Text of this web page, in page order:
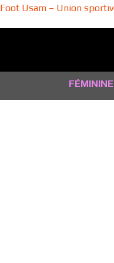
Foot Usam – Union